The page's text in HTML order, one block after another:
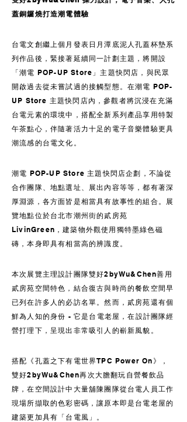
蓋銅鑼燒打造潮電體驗
台電文創繼上個月發表日月潭底泥人孔蓋杯墊系
列作品後，緊接著延續同一計劃主題，將開設
「潮電 POP-UP Store」主題快閃店，與民眾
開啟過去從未嘗試過的接觸型態。在潮電 POP-
UP Store 主題快閃店內，參觀者將沉浸在充滿
台電元素的環境中，搭配全新系列產品享用特製
午茶點心，伴隨著活力十足的電子音樂體驗更具
潮流感的台電文化。
潮電 POP-UP Store 主題快閃店企劃，不論從
合作團隊、地點選址、展出內容等等，都有著深
厚淵源，各方面皆是相當具有故事性的組合。展
覽地點位於台北市潮州街的貳房苑
LivinGreen，建築物外觀使用獨特墨綠色磁
磚，本身即具有相當高的辨識度。
本次展覽主理設計團隊雙好2byWu&Chen善用
貳房苑空間特色，結合復古與時尚的餐飲空間早
已列在許多人的必訪名單。然而，貳房苑還有個
鮮為人知的身份 - 它是台電老屋，在設計團隊經
營打理下，呈現出非常吸引人的嶄新風貌。
搭配《孔蓋之下有電世界TPC Power On》，
雙好2byWu&Chen再次大膽翻玩自營餐飲品
牌，在空間設計中大量舖陳團隊從台電人員工作
現場所擷取的色彩密碼，讓原本即是台電老屋的
建築更加具有「台電風」。